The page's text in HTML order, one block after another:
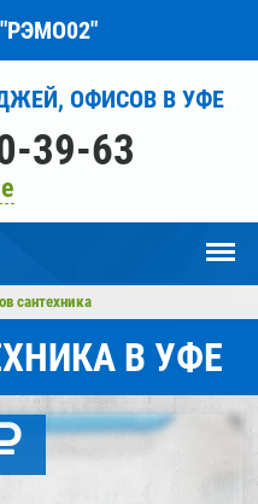
ОФИСОВ В УФЕ
39-63
сантехника
В УФЕ